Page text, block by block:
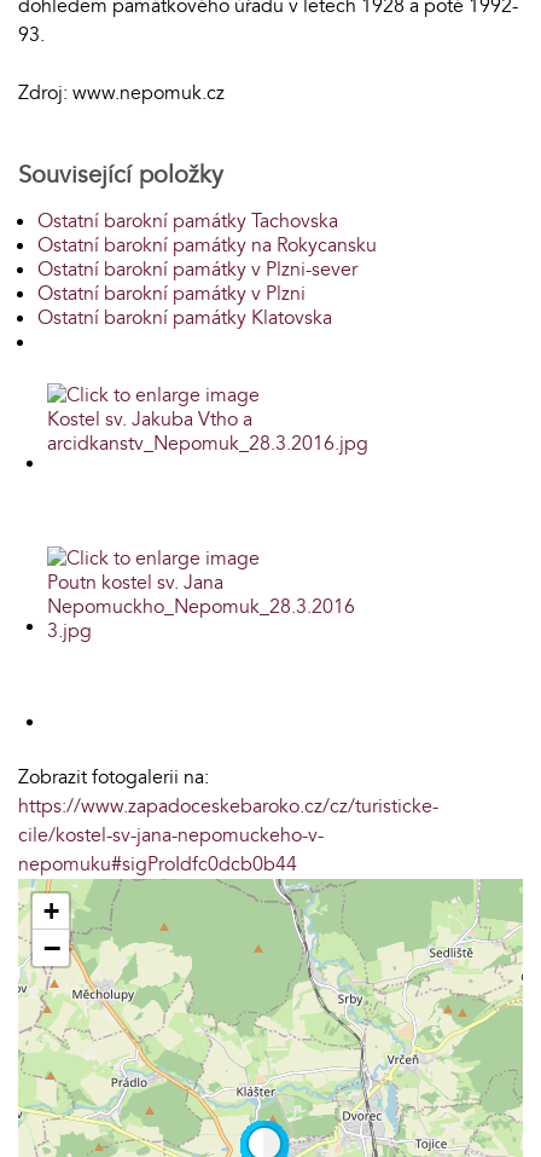
dohledem památkového úřadu v letech 1928 a poté 1992-
93.
Zdroj: www.nepomuk.cz
Související položky
Ostatní barokní památky Tachovska
Ostatní barokní památky na Rokycansku
Ostatní barokní památky v Plzni-sever
Ostatní barokní památky v Plzni
Ostatní barokní památky Klatovska
Zobrazit fotogalerii na:
https://www.zapadoceskebaroko.cz/cz/turisticke-
cile/kostel-sv-jana-nepomuckeho-v-
nepomuku#sigProIdfc0dcb0b44
+
−